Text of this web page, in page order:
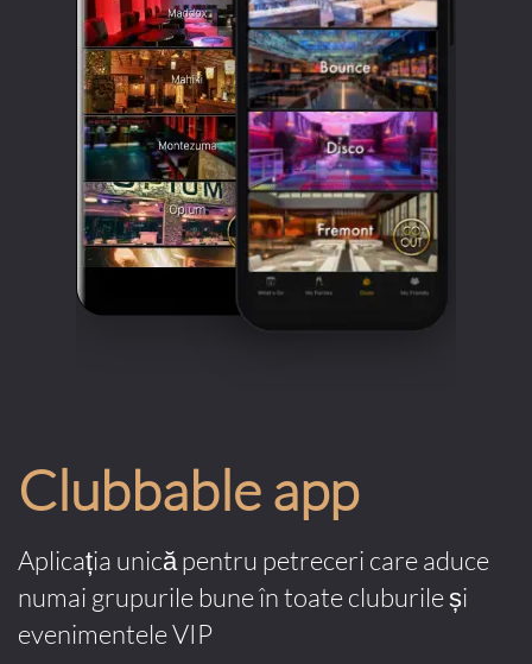
Clubbable app
Aplicația unică pentru petreceri care aduce
numai grupurile bune în toate cluburile și
evenimentele VIP